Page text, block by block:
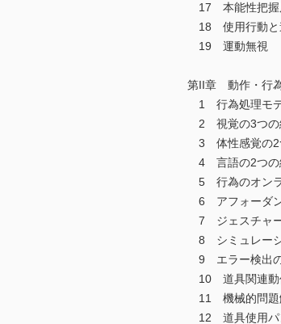
17 本能性把握
18 使用行動と
19 運動無視
第II章 動作・行
1 行為処理モデ
2 視覚の3つの
3 体性感覚の2
4 言語の2つの
5 行為のオン
6 アフォーダ
7 ジェスチャー
8 シミュレー
9 エラー検出
10 道具関連動
11 機械的問題
12 道具使用パ